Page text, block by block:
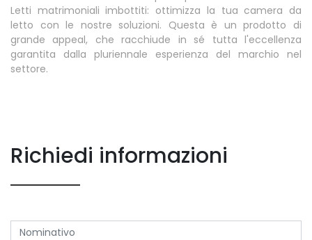
Letti matrimoniali imbottiti: ottimizza la tua camera da
letto con le nostre soluzioni. Questa è un prodotto di
grande appeal, che racchiude in sé tutta l'eccellenza
garantita dalla pluriennale esperienza del marchio nel
settore.
Richiedi informazioni